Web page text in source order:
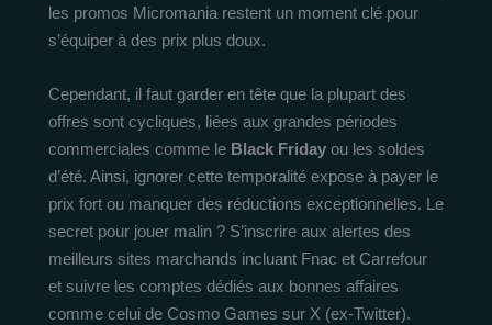
les promos Micromania restent un moment clé pour
s’équiper à des prix plus doux.
Cependant, il faut garder en tête que la plupart des
offres sont cycliques, liées aux grandes périodes
commerciales comme le Black Friday ou les soldes
d’été. Ainsi, ignorer cette temporalité expose à payer le
prix fort ou manquer des réductions exceptionnelles. Le
secret pour jouer malin ? S’inscrire aux alertes des
meilleurs sites marchands incluant Fnac et Carrefour
et suivre les comptes dédiés aux bonnes affaires
comme celui de Cosmo Games sur X (ex-Twitter).